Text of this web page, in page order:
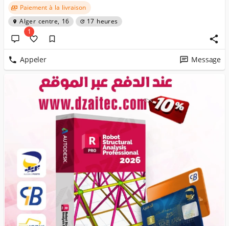
Paiement à la livraison
Alger centre, 16
17 heures
1
Appeler Message